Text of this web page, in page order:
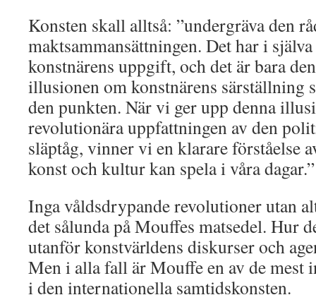
Konsten skall alltså: ”undergräva den
maktsammansättningen. Det har i
konstnärens uppgift, och det är bara
illusionen om konstnärens särställning
den punkten. När vi ger upp denna
revolutionära uppfattningen av den
släptåg, vinner vi en klarare förståelse
konst och kultur kan spela i våra dagar.”
Inga våldsdrypande revolutioner utan
det sålunda på Mouffes matsedel. Hur
utanför konstvärldens diskurser och
Men i alla fall är Mouffe en av de mest
i den internationella samtidskonsten.